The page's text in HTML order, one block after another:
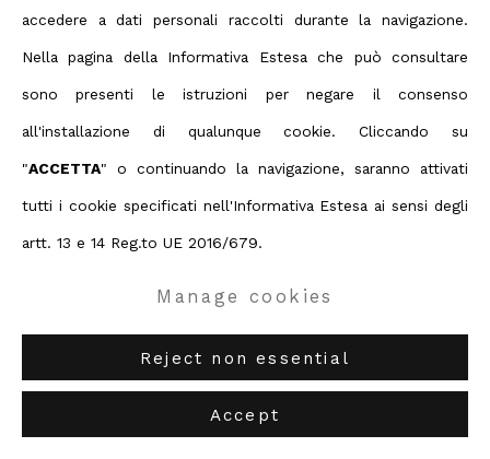
Marzo 10, 2017
Matteo Negri |PIANO PIANO
accedere a dati personali raccolti durante la navigazione.
Nella pagina della Informativa Estesa che può consultare
sono presenti le istruzioni per negare il consenso
all'installazione di qualunque cookie. Cliccando su
"ACCETTA" o continuando la navigazione, saranno attivati
tutti i cookie specificati nell'Informativa Estesa ai sensi degli
artt. 13 e 14 Reg.to UE 2016/679.
Manage cookies
Reject non essential
Accept